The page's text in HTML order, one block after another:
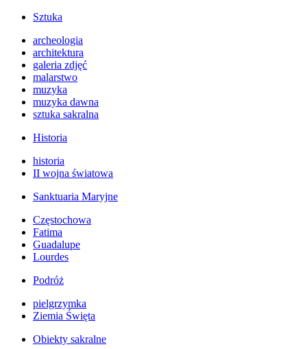
Sztuka
archeologia
architektura
galeria zdjęć
malarstwo
muzyka
muzyka dawna
sztuka sakralna
Historia
historia
II wojna światowa
Sanktuaria Maryjne
Częstochowa
Fatima
Guadalupe
Lourdes
Podróż
pielgrzymka
Ziemia Święta
Obiekty sakralne